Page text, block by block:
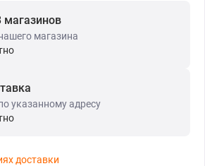
магазина
указанному адресу
доставки